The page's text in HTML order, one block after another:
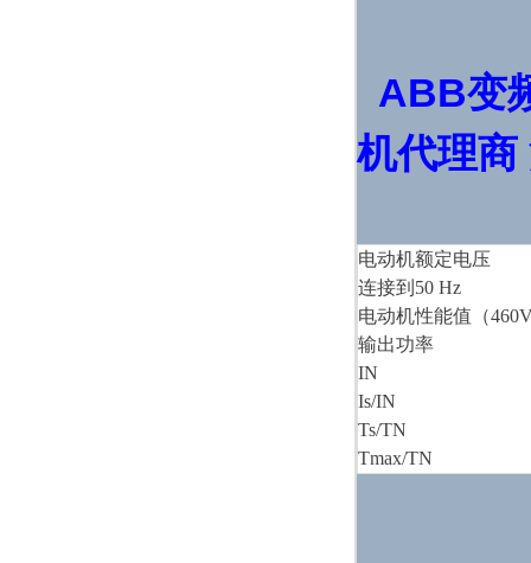
ABB变
机代理
电动机额定电压
连接到50 Hz
电动机性能值（
输出功率
IN
Is/IN
Ts/TN
Tmax/TN